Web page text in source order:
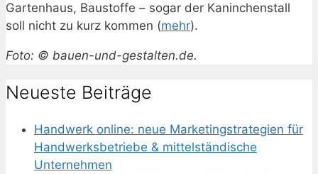
Gartenhaus, Baustoffe – sogar der Kaninchenstall
soll nicht zu kurz kommen (mehr).
Foto: © bauen-und-gestalten.de.
Neueste Beiträge
Handwerk online: neue Marketingstrategien für
Handwerksbetriebe & mittelständische
Unternehmen